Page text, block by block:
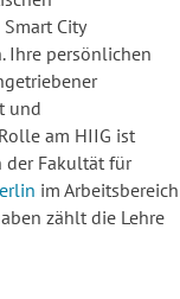
City
Ihre persönlichen
und
am HIIG ist
der Fakultät für
im Arbeitsbereich
zählt die Lehre